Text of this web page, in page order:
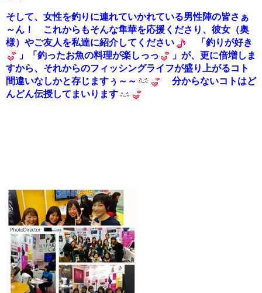
そして、女性を釣りに連れていかれている男性陣の皆さぁ
～ん！ これからもそんな隼華を応援くださり、彼女（奥
様）やご友人を私達に紹介してください
「釣りが好き
」「釣ったお魚の料理が楽しっっ
」が、更に倍増しま
すから、それからのフィッシングライフが盛り上がるコト
間違いなしかと存じますぅ～～
分からないコトはど
んどん伝授してまいります